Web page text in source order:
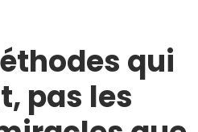
qui
pas les